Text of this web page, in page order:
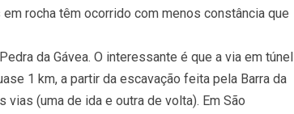
rocha têm ocorrido com menos constância que
da Gávea. O interessante é que a via em túnel
1 km, a partir da escavação feita pela Barra da
vias (uma de ida e outra de volta). Em São